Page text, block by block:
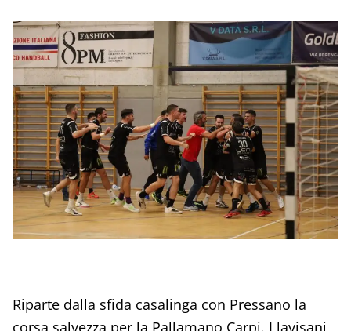
Riparte dalla sfida casalinga con Pressano la
corsa salvezza per la Pallamano Carpi. I lavisani,